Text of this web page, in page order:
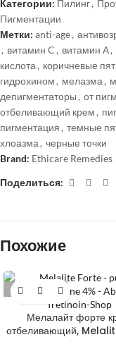
Категории: Пилинг,
Пигментации
Метки: anti-age,
, витамин C , витамин А,
кислота , коричневые
гидрохином , мелазма ,
депигментаторы , от
отбеливающий крем ,
пигментация , темные
хлоазма , черные точки
Brand: Ethicare Remedies
Поделиться:
Похожие
РАСПРОДАНО
Мелалайт форте
отбеливающий,